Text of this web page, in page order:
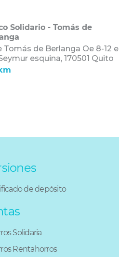
Solidario - Tomás de
Tomás de Berlanga Oe 8-12 e
esquina, 170501 Quito
de depósito
Solidaria
Rentahorros